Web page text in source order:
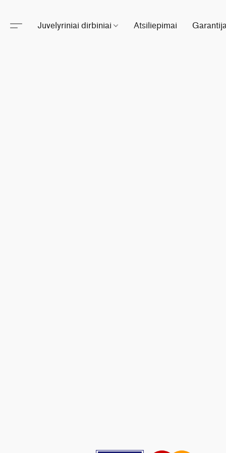
Juvelyriniai dirbiniai Atsiliepimai